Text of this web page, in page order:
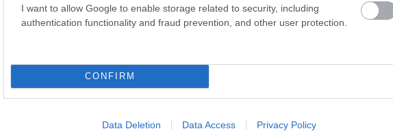
I want to allow Google to enable storage related to security, including
authentication functionality and fraud prevention, and other user protection.
CONFIRM
Data Deletion Data Access Privacy Policy